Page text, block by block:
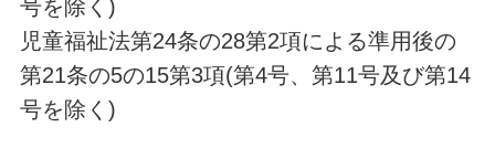
号を除く)
児童福祉法第24条の28第2項による準用後の
第21条の5の15第3項(第4号、第11号及び第14
号を除く)